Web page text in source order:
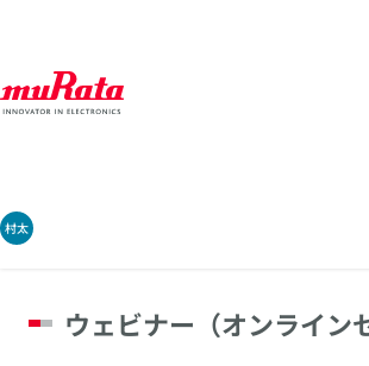
村太
ウェビナー（オンライン